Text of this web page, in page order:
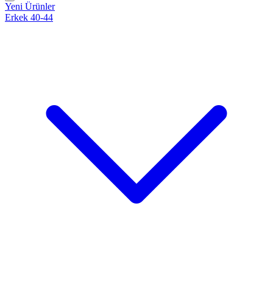
Yeni Ürünler
Erkek 40-44